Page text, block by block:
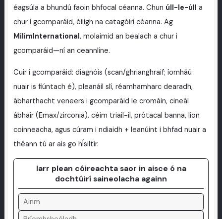
éagsúla a bhundú faoin bhfocal céanna. Chun úll-le-úll a
chur i gcomparáid, éiligh na catagóirí céanna. Ag
MilimInternational, molaimid an bealach a chur i
gcomparáid—ní an ceannlíne.
Cuir i gcomparáid: diagnóis (scan/ghrianghraif; íomháú
nuair is fiúntach é), pleanáil slí, réamhamharc dearadh,
ábharthacht veneers i gcomparáid le cromáin, cineál
ábhair (Emax/zirconia), céim triail-il, prótacal banna, líon
coinneacha, agus cúram i ndiaidh + leanúint i bhfad nuair a
théann tú ar ais go hÍsiltír.
Iarr plean cóireachta saor in aisce ó na
dochtúirí saineolacha againn